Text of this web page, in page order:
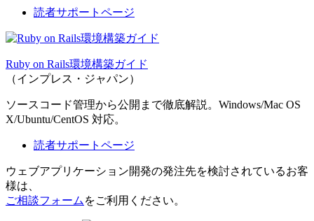
読者サポートページ
Ruby on Rails環境構築ガイド
（インプレス・ジャパン）
ソースコード管理から公開まで徹底解説。Windows/Mac OS
X/Ubuntu/CentOS 対応。
読者サポートページ
ウェブアプリケーション開発の発注先を検討されているお客
様は、
ご相談フォーム をご利用ください。